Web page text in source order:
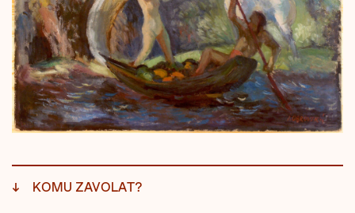
↓ KOMU ZAVOLAT?